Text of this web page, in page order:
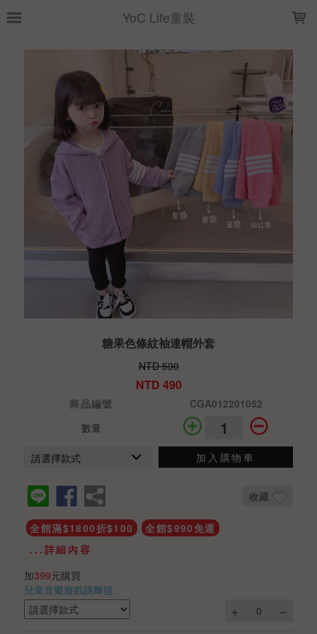
YoC Life童裝
糖果色條紋袖連帽外套
NTD 590
NTD 490
商品編號
CGA012201052
數量
加入購物車
收藏
全館滿$1800折$100
全館$990免運
...詳細內容
加399元購買
兒童音樂遊戲跳舞毯